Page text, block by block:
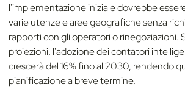
l'implementazione iniziale dovrebbe
varie utenze e aree geografiche senza
rapporti con gli operatori o rinegoziazioni.
proiezioni, l'adozione dei contatori
crescerà del 16% fino al 2030, rendendo
pianificazione a breve termine.